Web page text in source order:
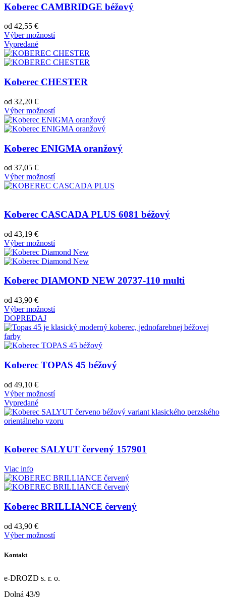
Koberec CAMBRIDGE béžový
od 42,55 €
Výber možností
Vypredané
Koberec CHESTER
od 32,20 €
Výber možností
Koberec ENIGMA oranžový
od 37,05 €
Výber možností
Koberec CASCADA PLUS 6081 béžový
od 43,19 €
Výber možností
Koberec DIAMOND NEW 20737-110 multi
od 43,90 €
Výber možností
DOPREDAJ
Koberec TOPAS 45 béžový
od 49,10 €
Výber možností
Vypredané
Koberec SALYUT červený 157901
Viac info
Koberec BRILLIANCE červený
od 43,90 €
Výber možností
Kontakt
e-DROZD s. r. o.
Dolná 43/9